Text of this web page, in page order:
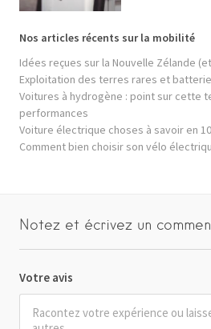
Nos articles récents sur la mobilité
Idées reçues sur la Nouvelle Zélande
Exploitation des terres rares et
Voitures à hydrogène : point sur cette
performances
Voiture électrique choses à savoir en
Comment bien choisir son vélo
Notez et écrivez un
Votre avis